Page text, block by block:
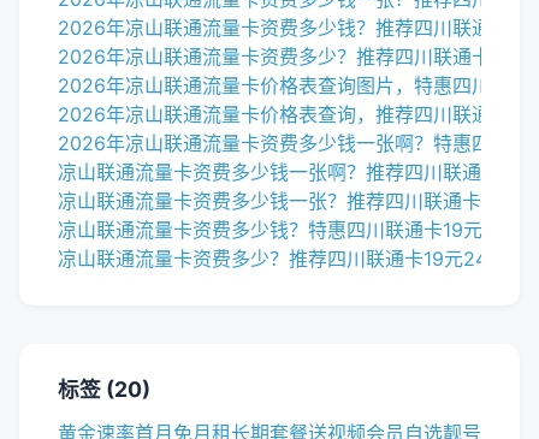
2026年凉山联通流量卡资费多少钱？推荐四川联通卡
2026年凉山联通流量卡资费多少？推荐四川联通卡19元
2026年凉山联通流量卡价格表查询图片，特惠四川联通
2026年凉山联通流量卡价格表查询，推荐四川联通卡
2026年凉山联通流量卡资费多少钱一张啊？特惠四川联
凉山联通流量卡资费多少钱一张啊？推荐四川联通卡19
凉山联通流量卡资费多少钱一张？推荐四川联通卡19元
凉山联通流量卡资费多少钱？特惠四川联通卡19元245G
凉山联通流量卡资费多少？推荐四川联通卡19元245G流
甘孜联通流量卡套餐有哪些套餐的区别？推荐四川联通
甘孜联通流量卡套餐有哪些套餐的？推荐四川联通卡19
甘孜联通流量卡套餐有哪些套餐？推荐四川联通卡19元
标签 (20)
黄金速率首月免月租 长期套餐送视频会员 自选靓号